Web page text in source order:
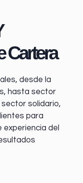
Cartera
desde la
, hasta sector
solidario,
para
del